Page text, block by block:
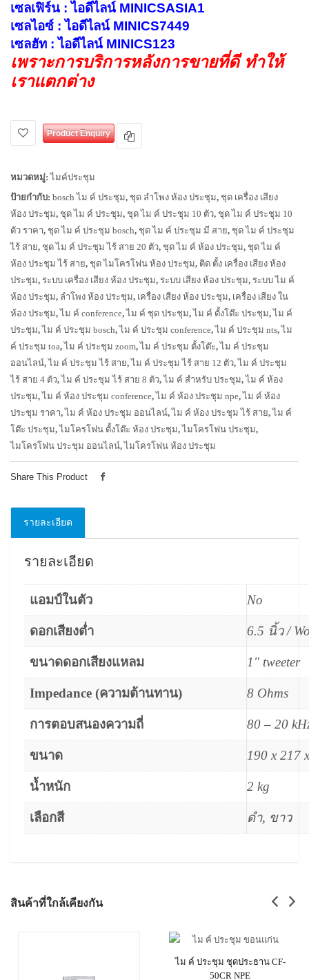
เซลเฟิร์น : ไอดีไลน์ MINICSASIA1
เซลไอซ์ : ไอดีไลน์ MINICS7449
เซลฮัท : ไอดีไลน์ MINICS123
เพราะการบริการหลังการขายที่ดี ทำให้
เราแตกต่าง
Product Enquiry
หมวดหมู่:ไมค์ประชุม
ป้ายกำกับ: bosch ไม ค์ ประชุม, ชุด ลำโพง ห้อง ประชุม, ชุด เครื่อง เสียง
ห้อง ประชุม, ชุด ไม ค์ ประชุม, ชุด ไม ค์ ประชุม 10 ตัว, ชุด ไม ค์ ประชุม 10
ตัว ราคา, ชุด ไม ค์ ประชุม bosch, ชุด ไม ค์ ประชุม มี สาย, ชุด ไม ค์ ประชุม
ไร้ สาย, ชุด ไม ค์ ประชุม ไร้ สาย 20 ตัว, ชุด ไม ค์ ห้อง ประชุม, ชุด ไม ค์
ห้อง ประชุม ไร้ สาย, ชุด ไมโครโฟน ห้อง ประชุม, ติด ตั้ง เครื่อง เสียง ห้อง
ประชุม, ระบบ เครื่อง เสียง ห้อง ประชุม, ระบบ เสียง ห้อง ประชุม, ระบบ ไม ค์
ห้อง ประชุม, ลำโพง ห้อง ประชุม, เครื่อง เสียง ห้อง ประชุม, เครื่อง เสียง ใน
ห้อง ประชุม,ไม ค์ conference,ไม ค์ ชุด ประชุม,ไม ค์ ตั้งโต๊ะ ประชุม,ไม ค์
ประชุม,ไม ค์ ประชุม bosch,ไม ค์ ประชุม conference,ไม ค์ ประชุม nts,ไม
ค์ ประชุม toa,ไม ค์ ประชุม zoom,ไม ค์ ประชุม ตั้งโต๊ะ,ไม ค์ ประชุม
ออนไลน์,ไม ค์ ประชุม ไร้ สาย,ไม ค์ ประชุม ไร้ สาย 12 ตัว,ไม ค์ ประชุม
ไร้ สาย 4 ตัว,ไม ค์ ประชุม ไร้ สาย 8 ตัว,ไม ค์ สำหรับ ประชุม,ไม ค์ ห้อง
ประชุม,ไม ค์ ห้อง ประชุม conference,ไม ค์ ห้อง ประชุม npe,ไม ค์ ห้อง
ประชุม ราคา,ไม ค์ ห้อง ประชุม ออนไลน์,ไม ค์ ห้อง ประชุม ไร้ สาย,ไม ค์
โต๊ะ ประชุม,ไมโครโฟน ตั้งโต๊ะ ห้อง ประชุม,ไมโครโฟน ประชุม,
ไมโครโฟน ประชุม ออนไลน์,ไมโครโฟน ห้อง ประชุม
Share This Product
รายละเอียด
รายละเอียด
แอมป์ในตัว No
ดอกเสียงต่ำ 6.5 นิ้ว /
ขนาดดอกเสียงแหลม 1″ tweeter
Impedance (ความต้านทาน) 8 Ohms
การตอบสนองความถี่ 80 – 20
ขนาด 190 x 217
น้ำหนัก 2 kg
เลือกสี ดำ, ขาว
สินค้าที่ใกล้เคียงกัน
ไม ค์ ประชุม ชุดประธาน CF-
50CR NPE